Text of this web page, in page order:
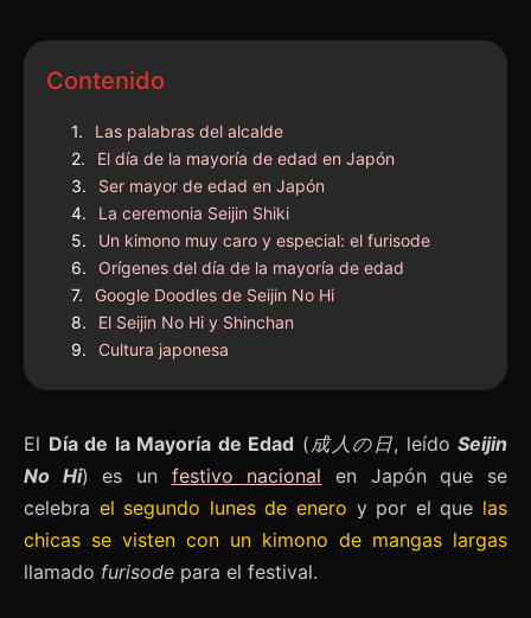
Contenido
Las palabras del alcalde
El día de la mayoría de edad en Japón
Ser mayor de edad en Japón
La ceremonia Seijin Shiki
Un kimono muy caro y especial: el furisode
Orígenes del día de la mayoría de edad
Google Doodles de Seijin No Hi
El Seijin No Hi y Shinchan
Cultura japonesa
El Día de la Mayoría de Edad ( 成人の日, leído Seijin
No Hi) es un festivo nacional en Japón que se
celebra el segundo lunes de enero y por el que las
chicas se visten con un kimono de mangas largas
llamado furisode para el festival.